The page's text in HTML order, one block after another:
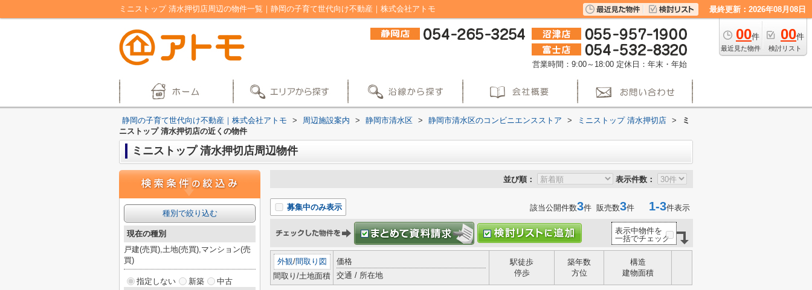
ミニストップ 清水押切店周辺の物件一覧｜静岡の子育て世代向け不動産｜株式会社アトモ 最終更新：2026年08月08日
00件
最近見た物件
00件
検討リスト
営業時間：9:00～18:00 定休日：年末・年始
静岡の子育て世代向け不動産｜株式会社アトモ > 周辺施設案内 > 静岡市清水区 > 静岡市清水区のコンビニエンスストア > ミニストップ 清水押切店 >
ミ
ニストップ 清水押切店の近くの物件
ミニストップ 清水押切店周辺物件
並び順： 表示件数：
募集中のみ表示 該当公開件数3件 販売数3件 1-3件表示
表示中物件を
一括でチェック
外観/間取り図
間取り/土地面積
価格
交通 / 所在地
駅徒歩
停歩
築年数
方位
構造
建物面積
種別で絞り込む
現在の種別
戸建(売買),土地(売買),マンション(売
買)
指定しない 新築
中古